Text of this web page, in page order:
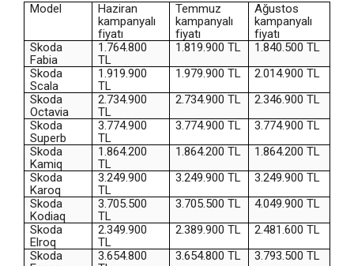
Model
Haziran
kampanyalı
fiyatı
Temmuz
kampanyalı
fiyatı
Ağustos
kampanyalı
fiyatı
Skoda
Fabia
1.764.800
TL
1.819.900 TL
1.840.500 TL
Skoda
Scala
1.919.900
TL
1.979.900 TL
2.014.900 TL
Skoda
Octavia
2.734.900
TL
2.734.900 TL
2.346.900 TL
Skoda
Superb
3.774.900
TL
3.774.900 TL
3.774.900 TL
Skoda
Kamiq
1.864.200
TL
1.864.200 TL
1.864.200 TL
Skoda
Karoq
3.249.900
TL
3.249.900 TL
3.249.900 TL
Skoda
Kodiaq
3.705.500
TL
3.705.500 TL
4.049.900 TL
Skoda
Elroq
2.349.900
TL
2.389.900 TL
2.481.600 TL
Skoda
3.654.800
3.654.800 TL 3.793.500 TL